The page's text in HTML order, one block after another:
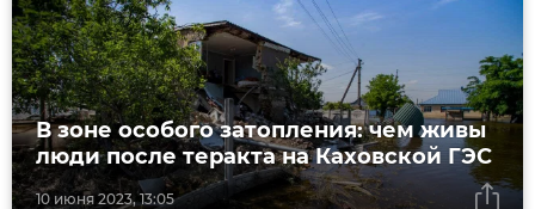
10 июня 2023, 13:05
В зоне особого затопления: чем живы
люди после теракта на Каховской ГЭС